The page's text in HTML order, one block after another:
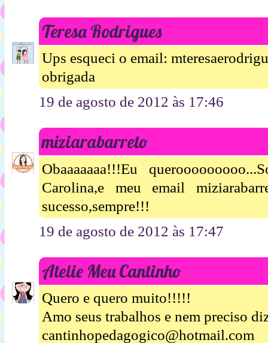
Teresa Rodrigues
Ups esqueci o email:
obrigada
19 de agosto de 2012 às 17:46
miziarabarreto
Obaaaaaaa!!!Eu
Carolina,e meu email
sucesso,sempre!!!
19 de agosto de 2012 às 17:47
Atelie Meu Cantinho
Quero e quero muito!!!!!
Amo seus trabalhos e nem preciso
cantinhopedagogico@hotmail.com